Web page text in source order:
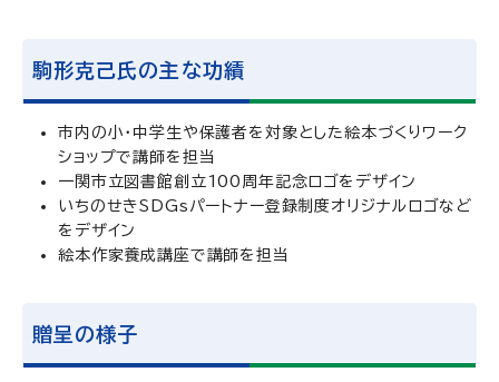
駒形克己氏の主な功績
市内の小・中学生や保護者を対象とした絵本づくりワーク
ショップで講師を担当
一関市立図書館創立100周年記念ロゴをデザイン
いちのせきSDGsパートナー登録制度オリジナルロゴなど
をデザイン
絵本作家養成講座で講師を担当
贈呈の様子